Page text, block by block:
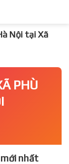
Nội tại Xã
PHÙ
mới nhất